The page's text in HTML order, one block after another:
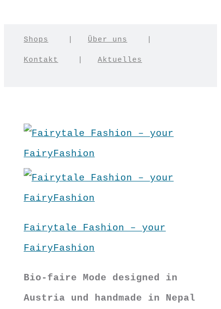
Shops Über uns
Kontakt Aktuelles
Fairytale Fashion – your
FairyFashion
Bio-faire Mode designed in
Austria und handmade in Nepal